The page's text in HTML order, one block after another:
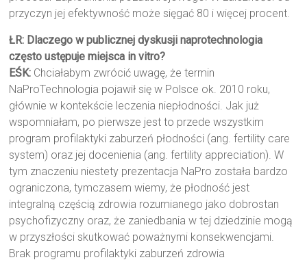
przyczyn jej efektywność może sięgać 80 i więcej procent.
ŁR: Dlaczego w publicznej dyskusji naprotechnologia
często ustępuje miejsca in vitro?
EŚK: Chciałabym zwrócić uwagę, że termin
NaProTechnologia pojawił się w Polsce ok. 2010 roku,
głównie w kontekście leczenia niepłodności. Jak już
wspomniałam, po pierwsze jest to przede wszystkim
program profilaktyki zaburzeń płodności (ang. fertility care
system) oraz jej docenienia (ang. fertility appreciation). W
tym znaczeniu niestety prezentacja NaPro została bardzo
ograniczona, tymczasem wiemy, że płodność jest
integralną częścią zdrowia rozumianego jako dobrostan
psychofizyczny oraz, że zaniedbania w tej dziedzinie mogą
w przyszłości skutkować poważnymi konsekwencjami.
Brak programu profilaktyki zaburzeń zdrowia